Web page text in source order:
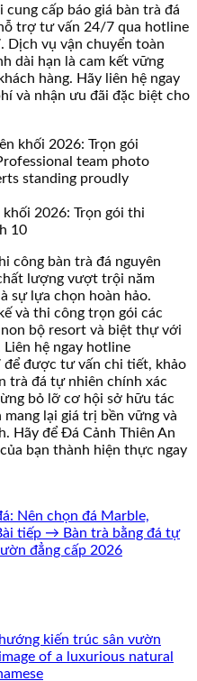
cấp báo giá bàn trà đá
trợ tư vấn 24/7 qua hotline
Dịch vụ vận chuyển toàn
dài hạn là cam kết vững
hàng. Hãy liên hệ ngay
và nhận ưu đãi đặc biệt cho
khối 2026: Trọn gói thi
10
công bàn trà đá nguyên
lượng vượt trội năm
sự lựa chọn hoàn hảo.
và thi công trọn gói các
bộ resort và biệt thự với
Liên hệ ngay hotline
được tư vấn chi tiết, khảo
trà đá tự nhiên chính xác
bỏ lỡ cơ hội sở hữu tác
lại giá trị bền vững và
Hãy để Đá Cảnh Thiên An
bạn thành hiện thực ngay
Nên chọn đá Marble,
tiếp → Bàn trà bằng đá tự
đẳng cấp 2026